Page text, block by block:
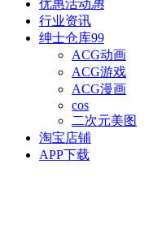
优惠活动惠
行业资讯
绅士仓库99
ACG动画
ACG游戏
ACG漫画
cos
二次元美图
淘宝店铺
APP下载